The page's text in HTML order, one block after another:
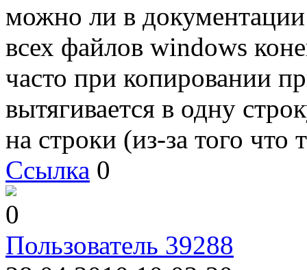
можно ли в
всех файлов windows
часто при копировании
вытягивается в одну
на строки (из-за того что
Ссылка 0
0
Пользователь 39288